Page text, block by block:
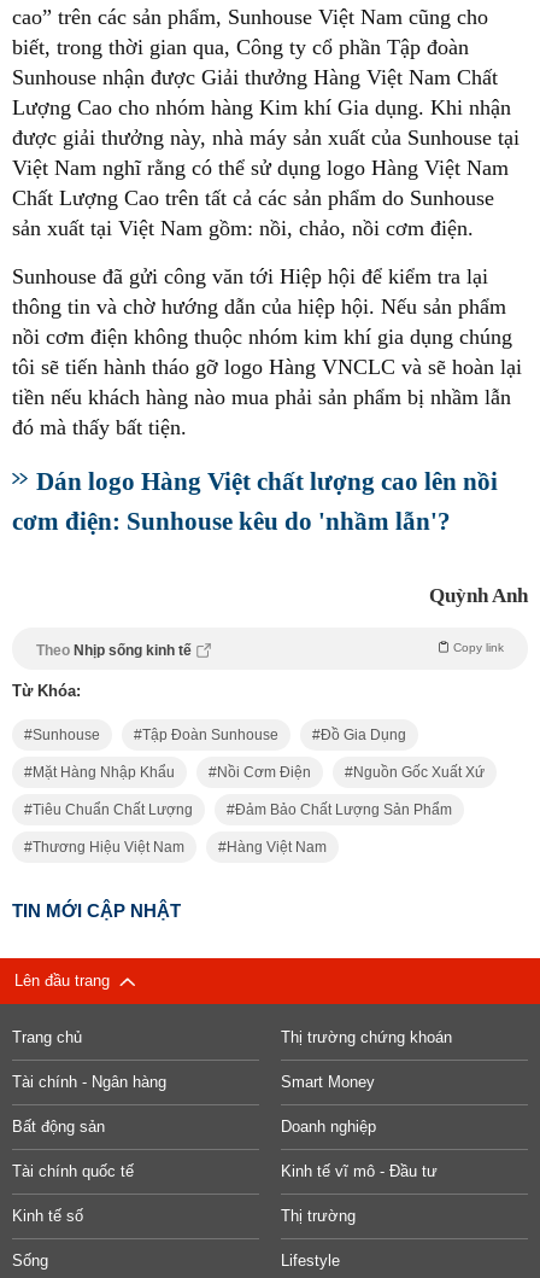
cao” trên các sản phẩm, Sunhouse Việt Nam cũng cho
biết, trong thời gian qua, Công ty cổ phần Tập đoàn
Sunhouse nhận được Giải thưởng Hàng Việt Nam Chất
Lượng Cao cho nhóm hàng Kim khí Gia dụng. Khi nhận
được giải thưởng này, nhà máy sản xuất của Sunhouse tại
Việt Nam nghĩ rằng có thể sử dụng logo Hàng Việt Nam
Chất Lượng Cao trên tất cả các sản phẩm do Sunhouse
sản xuất tại Việt Nam gồm: nồi, chảo, nồi cơm điện.
Sunhouse đã gửi công văn tới Hiệp hội để kiểm tra lại
thông tin và chờ hướng dẫn của hiệp hội. Nếu sản phẩm
nồi cơm điện không thuộc nhóm kim khí gia dụng chúng
tôi sẽ tiến hành tháo gỡ logo Hàng VNCLC và sẽ hoàn lại
tiền nếu khách hàng nào mua phải sản phẩm bị nhầm lẫn
đó mà thấy bất tiện.
Dán logo Hàng Việt chất lượng cao lên nồi
cơm điện: Sunhouse kêu do 'nhầm lẫn'?
Quỳnh Anh
Theo Nhịp sống kinh tế Copy link
Từ Khóa:
Sunhouse Tập Đoàn Sunhouse Đồ Gia Dụng
Mặt Hàng Nhập Khẩu Nồi Cơm Điện Nguồn Gốc Xuất Xứ
Tiêu Chuẩn Chất Lượng Đảm Bảo Chất Lượng Sản Phẩm
Thương Hiệu Việt Nam Hàng Việt Nam
TIN MỚI CẬP NHẬT
Lên đầu trang
Trang chủ Thị trường chứng khoán
Tài chính - Ngân hàng Smart Money
Bất động sản Doanh nghiệp
Tài chính quốc tế Kinh tế vĩ mô - Đầu tư
Kinh tế số Thị trường
Sống Lifestyle